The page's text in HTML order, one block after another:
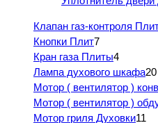
Клапан газ-контроля
Кнопки Плит7
Кран газа Плиты4
Лампа духового шкафа20
Мотор ( вентилятор )
Мотор ( вентилятор )
Мотор гриля Духовки11